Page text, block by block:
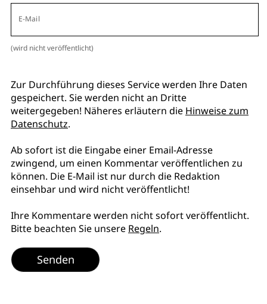
E-Mail
(wird nicht veröffentlicht)
Zur Durchführung dieses Service werden Ihre Daten
gespeichert. Sie werden nicht an Dritte
weitergegeben! Näheres erläutern die Hinweise zum
Datenschutz.
Ab sofort ist die Eingabe einer Email-Adresse
zwingend, um einen Kommentar veröffentlichen zu
können. Die E-Mail ist nur durch die Redaktion
einsehbar und wird nicht veröffentlicht!
Ihre Kommentare werden nicht sofort veröffentlicht.
Bitte beachten Sie unsere Regeln.
Senden